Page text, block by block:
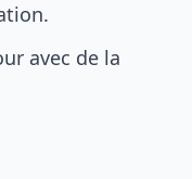
avec de la